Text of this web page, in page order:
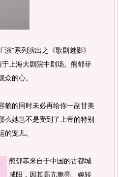
”系列演出之《歌剧魅影》
上海大剧院中剧场。熊郁菲
的心。
的同时未必再给你一副甘美
么她岂不是受到了上帝的特别
宠儿。
熊郁菲来自于中国的古都城
咸阳，因其高亢脆亮、婉转